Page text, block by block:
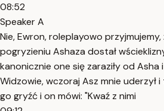
08:52
Speaker A
Nie, Ewron, roleplayowo
pogryzieniu Ashaza dostał
kanonicznie one się zaraziły od Asha
Widzowie, wczoraj Asz mnie uderzył
go gryźć i on mówi: "Kwaź z nimi